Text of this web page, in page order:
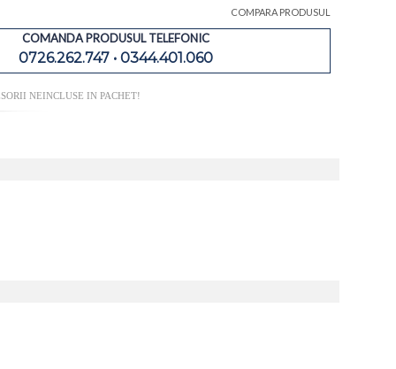
COMPARA PRODUSUL
COMANDA PRODUSUL TELEFONIC
0726.262.747 • 0344.401.060
NEINCLUSE IN PACHET!